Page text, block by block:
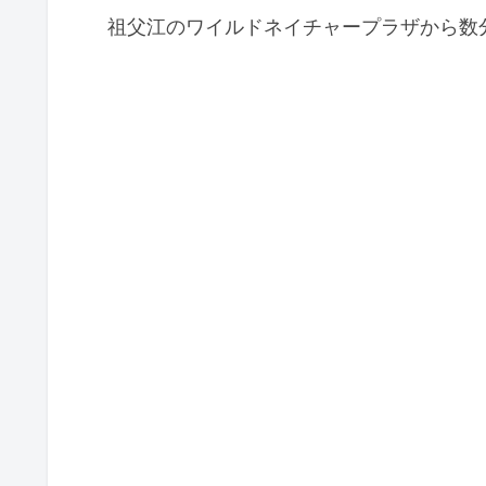
祖父江のワイルドネイチャープラザから数